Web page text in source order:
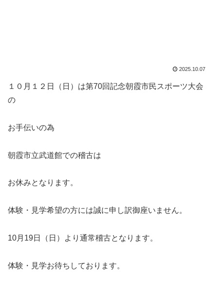
2025.10.07
１０月１２日（日）は第70回記念朝霞市民スポーツ大会
の
お手伝いの為
朝霞市立武道館での稽古は
お休みとなります。
体験・見学希望の方には誠に申し訳御座いません。
10月19日（日）より通常稽古となります。
体験・見学お待ちしております。